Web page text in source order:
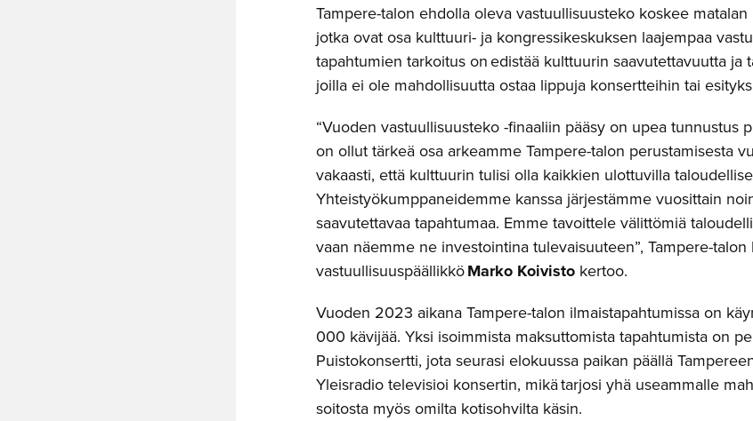
Tampere-talon ehdolla oleva vastuullisuusteko koskee
jotka ovat osa kulttuuri- ja kongressikeskuksen laajempaa
tapahtumien tarkoitus on edistää kulttuurin saavutettavuutta ja
joilla ei ole mahdollisuutta ostaa lippuja konsertteihin tai
“Vuoden vastuullisuusteko -finaaliin pääsy on upea tunnustus
on ollut tärkeä osa arkeamme Tampere-talon perustamisesta
vakaasti, että kulttuurin tulisi olla kaikkien ulottuvilla
Yhteistyökumppaneidemme kanssa järjestämme vuosittain
saavutettavaa tapahtumaa. Emme tavoittele välittömiä
vaan näemme ne investointina tulevaisuuteen”, Tampere-
vastuullisuuspäällikköMarko Koivistokertoo.
Vuoden 2023 aikana Tampere-talon ilmaistapahtumissa on
000 kävijää. Yksi isoimmista maksuttomista tapahtumista on
Puistokonsertti, jota seurasi elokuussa paikan päällä
Yleisradio televisioi konsertin, mikä tarjosi yhä useammalle
soitosta myös omilta kotisohvilta käsin.